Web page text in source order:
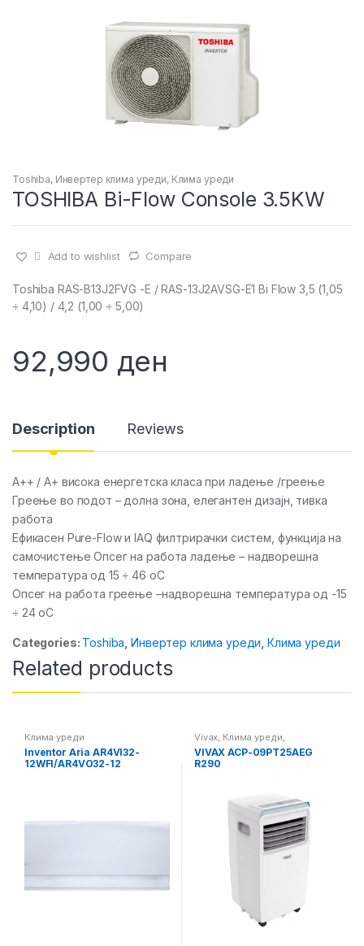
Toshiba, Инвертер клима уреди, Клима уреди
TOSHIBA Bi-Flow Console 3.5KW
Add to wishlist Compare
Toshiba RAS-B13J2FVG -Е / RAS-13J2AVSG-E1 Bi Flow 3,5 (1,05
÷ 4,10) / 4,2 (1,00 ÷ 5,00)
92,990 ден
Description Reviews
A++ / A+ висока енергетска класа при ладење /греење
Греење во подот – долна зона, елегантен дизајн, тивка
работа
Ефикасен Pure-Flow и IAQ филтрирачки систем, функција на
самочистење Опсег на работа ладење – надворешна
температура од 15 ÷ 46 oC
Опсег на работа греење –надворешна температура од -15
÷ 24 oC
Categories: Toshiba ,Инвертер клима уреди ,Клима уреди
Related products
Клима уреди
Inventor Aria AR4VI32-
12WFI/AR4VO32-12
Vivax, Клима уреди,
Самостоечки клима уреди
VIVAX ACP-09PT25AEG
R290